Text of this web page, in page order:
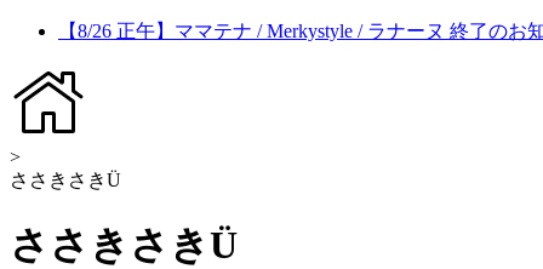
【8/26 正午】ママテナ / Merkystyle / ラナーヌ 終了のお
>
ささきさきÜ
ささきさきÜ